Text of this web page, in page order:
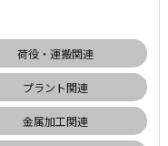
荷役・運搬関連
プラント関連
金属加工関連